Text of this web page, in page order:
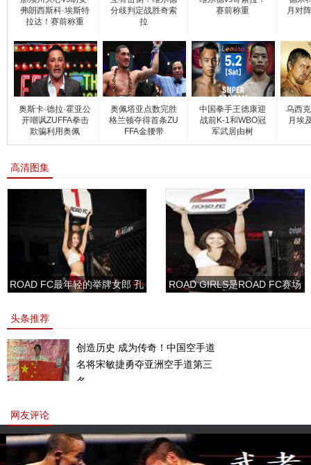
弗朗西斯科·埃斯特
拉达！赛前称重
分歧判定战胜奇索
拉
赛前称重
月对
奥斯卡·德拉·霍亚公
开嘲讽ZUFFA拳击
欺骗利用奥佩
奥佩塔亚点数完胜
格兰顿夺得首条ZU
FFA金腰带
中国拳手王德康迎
战前K-1和WBO冠
军武居由树
乌西
月埃
高清图集
ROAD FC最年轻的举牌女郎 孔
ROAD GIRLS是ROAD FC赛场
头条推荐
创造历史 成为传奇！中国空手道
名将宋敏捷勇夺亚洲空手道第三
名。
网友评论